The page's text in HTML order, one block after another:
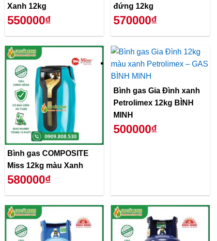
Xanh 12kg
550000₫
đứng 12kg
570000₫
Bình gas COMPOSITE
Miss 12kg màu Xanh
580000₫
Bình gas Gia Đình xanh
Petrolimex 12kg BÌNH
MINH
500000₫